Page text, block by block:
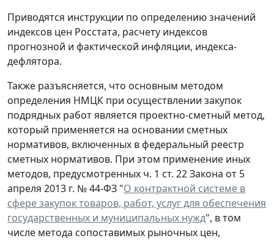
Приводятся инструкции по определению значений
индексов цен Росстата, расчету индексов
прогнозной и фактической инфляции, индекса-
дефлятора.
Также разъясняется, что основным методом
определения НМЦК при осуществлении закупок
подрядных работ является проектно-сметный метод,
который применяется на основании сметных
нормативов, включенных в федеральный реестр
сметных нормативов. При этом применение иных
методов, предусмотренных ч. 1 ст. 22 Закона от 5
апреля 2013 г. № 44-ФЗ "О контрактной системе в
сфере закупок товаров, работ, услуг для обеспечения
государственных и муниципальных нужд", в том
числе метода сопоставимых рыночных цен,